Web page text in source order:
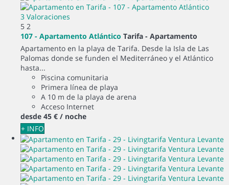
3 Valoraciones
5 2
107 - Apartamento Atlántico Tarifa - Apartamento
Apartamento en la playa de Tarifa. Desde la Isla de Las
Palomas donde se funden el Mediterráneo y el Atlántico
hasta...
Piscina comunitaria
Primera línea de playa
A 10 m de la playa de arena
Acceso Internet
desde 45 € / noche
+ INFO